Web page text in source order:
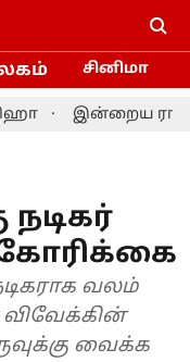
சினிமா
இன்றைய ராசிபலன்
வலம்
வைக்க